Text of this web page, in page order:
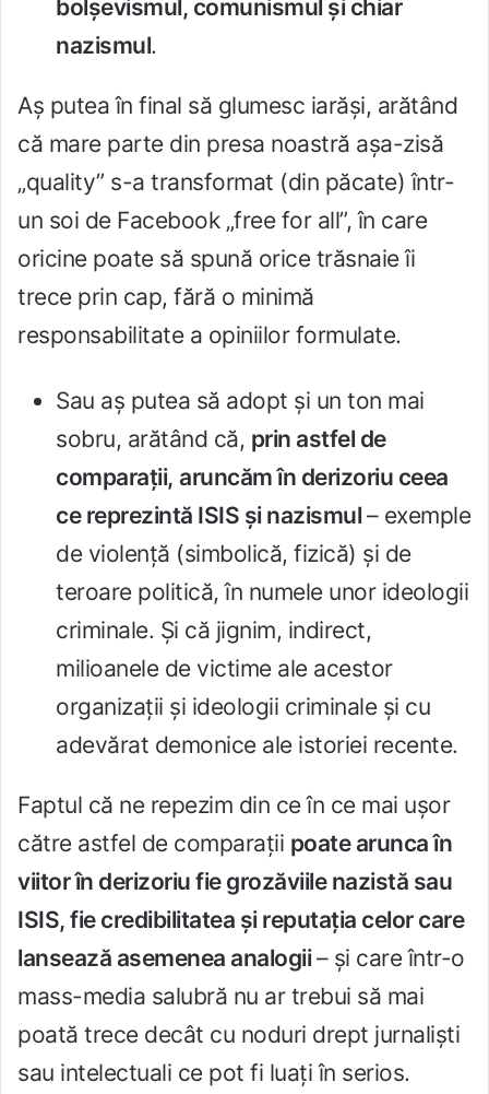
bolşevismul, comunismul şi chiar
nazismul.
Aş putea în final să glumesc iarăşi, arătând
că mare parte din presa noastră aşa-zisă
„quality” s-a transformat (din păcate) într-
un soi de Facebook „free for all”, în care
oricine poate să spună orice trăsnaie îi
trece prin cap, fără o minimă
responsabilitate a opiniilor formulate.
Sau aş putea să adopt şi un ton mai
sobru, arătând că, prin astfel de
comparaţii, aruncăm în derizoriu ceea
ce reprezintă ISIS şi nazismul – exemple
de violenţă (simbolică, fizică) şi de
teroare politică, în numele unor ideologii
criminale. Şi că jignim, indirect,
milioanele de victime ale acestor
organizaţii şi ideologii criminale şi cu
adevărat demonice ale istoriei recente.
Faptul că ne repezim din ce în ce mai uşor
către astfel de comparaţii poate arunca în
viitor în derizoriu fie grozăviile nazistă sau
ISIS, fie credibilitatea şi reputaţia celor care
lansează asemenea analogii– şi care într-o
mass-media salubră nu ar trebui să mai
poată trece decât cu noduri drept jurnalişti
sau intelectuali ce pot fi luaţi în serios.